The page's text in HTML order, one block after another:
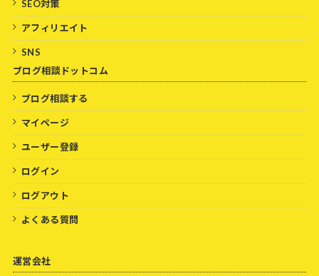
SEO対策
アフィリエイト
SNS
ブログ相談ドットコム
ブログ相談する
マイページ
ユーザー登録
ログイン
ログアウト
よくある質問
運営会社